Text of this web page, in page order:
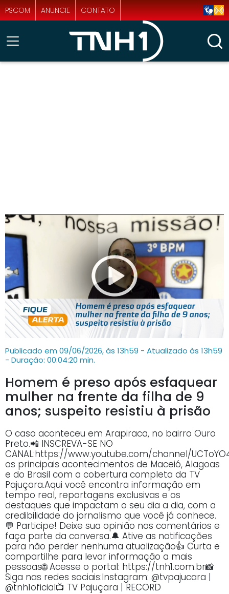
PSCOM ANUNCIE CONTATO
Publicado em 09/06/2026, às 13h59 - Atualizado às 13h59
- Duração: 00:04:20 min.
Homem é preso após esfaquear
mulher na frente da filha de 9
anos; suspeito resistiu à prisão
O caso aconteceu em Arapiraca, no bairro Ouro
Preto.📲 INSCREVA-SE NO
CANAL:https://www.youtube.com/channel/
os principais acontecimentos de Maceió, Alagoas
e do Brasil com a cobertura completa da TV
Pajuçara.Aqui você encontra informação em
tempo real, reportagens exclusivas e os
destaques que impactam o seu dia a dia, com a
credibilidade do jornalismo que você já conhece.
💬 Participe! Deixe sua opinião nos comentários e
faça parte da conversa.🔔 Ative as notificações
para não perder nenhuma atualização👍 Curta e
compartilhe para levar informação a mais
pessoas🌐 Acesse o portal: https://tnh1.com.br📸
Siga nas redes sociais:Instagram: @tvpajucara |
@tnh1oficial📺 TV Pajuçara | RECORD